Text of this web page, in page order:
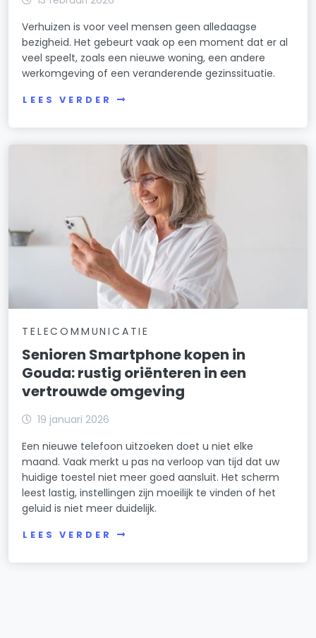
Verhuizen is voor veel mensen geen alledaagse
bezigheid. Het gebeurt vaak op een moment dat er al
veel speelt, zoals een nieuwe woning, een andere
werkomgeving of een veranderende gezinssituatie.
LEES VERDER
TELECOMMUNICATIE
Senioren Smartphone kopen in
Gouda: rustig oriënteren in een
vertrouwde omgeving
19 januari 2026
Een nieuwe telefoon uitzoeken doet u niet elke
maand. Vaak merkt u pas na verloop van tijd dat uw
huidige toestel niet meer goed aansluit. Het scherm
leest lastig, instellingen zijn moeilijk te vinden of het
geluid is niet meer duidelijk.
LEES VERDER